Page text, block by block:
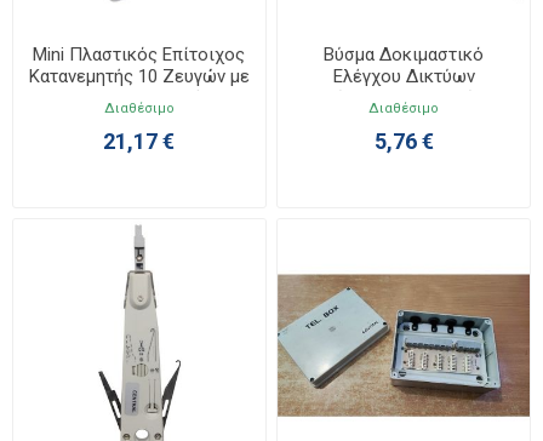
Mini Πλαστικός Επίτοιχος
Κατανεμητής 10 Ζευγών με
1 Διαχωριστική
Οριολωρίδα
Διαθέσιμο
21,17 €
Βύσμα Δοκιμαστικό
Ελέγχου Δικτύων
Παράλληλο Διπολικό 2/2
Διαθέσιμο
5,76 €